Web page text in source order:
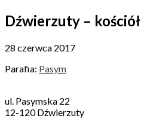
Dźwierzuty – kościół
28 czerwca 2017
Parafia: Pasym
ul. Pasymska 22
12-120 Dźwierzuty